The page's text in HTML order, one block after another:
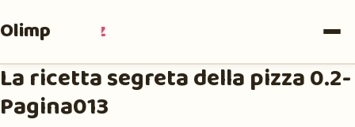
Olimpia Ruiz
La ricetta segreta della pizza 0.2-
Pagina013